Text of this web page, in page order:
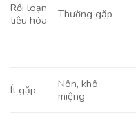
Rối loạn
tiêu hóa
Thường gặp
Ít gặp
Nôn, khô
miệng